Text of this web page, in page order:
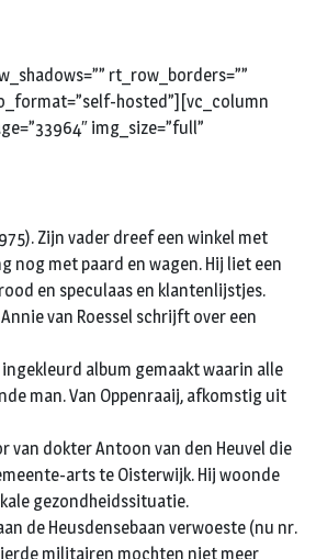
rt_row_borders=””
hosted”][vc_column
img_size=”full”
Zijn vader dreef een winkel met
nog met paard en wagen. Hij liet een
en speculaas en klantenlijstjes.
van Roessel schrijft over een
album gemaakt waarin alle
man. Van Oppenraaij, afkomstig uit
van dokter Antoon van den Heuvel die
arts te Oisterwijk. Hij woonde
gezondheidssituatie.
de Heusdensebaan verwoeste (nu nr.
militairen mochten niet meer